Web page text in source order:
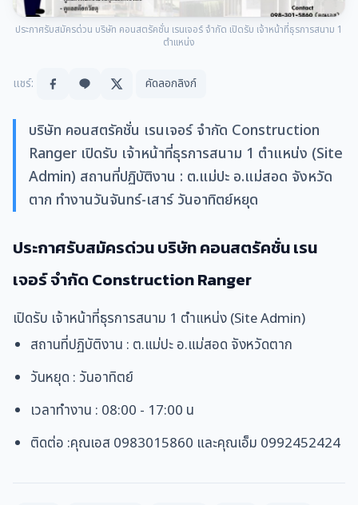
ประกาศรับสมัครด่วน บริษัท คอนสตรัคชั่น เรนเจอร์ จำกัด เปิดรับ เจ้าหน้าที่ธุรการสนาม 1
ตำแหน่ง
แชร์: คัดลอกลิงก์
บริษัท คอนสตรัคชั่น เรนเจอร์ จำกัด Construction
Ranger เปิดรับ เจ้าหน้าที่ธุรการสนาม 1 ตำแหน่ง (Site
Admin) สถานที่ปฏิบัติงาน : ต.แม่ปะ อ.แม่สอด จังหวัด
ตาก ทำงานวันจันทร์-เสาร์ วันอาทิตย์หยุด
ประกาศรับสมัครด่วนบริษัท คอนสตรัคชั่น เรน
เจอร์ จำกัด Construction Ranger
เปิดรับ เจ้าหน้าที่ธุรการสนาม 1 ตำแหน่ง (Site Admin)
สถานที่ปฏิบัติงาน : ต.แม่ปะ อ.แม่สอด จังหวัดตาก
วันหยุด : วันอาทิตย์
เวลาทำงาน : 08:00 - 17:00 น
ติดต่อ :คุณเอส 0983015860 และคุณเอ็ม 0992452424